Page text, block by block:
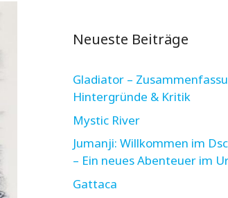
Neueste Beiträge
Gladiator –
Hintergründe & Kritik
Mystic River
Jumanji: Willkommen im
– Ein neues Abenteuer im
Gattaca